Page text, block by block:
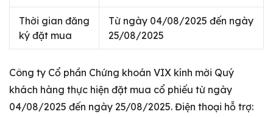
Thời gian đăng
ký đặt mua
Từ ngày 04/08/2025 đến ngày
25/08/2025
Công ty Cổ phần Chứng khoán VIX kính mời Quý
khách hàng thực hiện đặt mua cổ phiếu từ ngày
04/08/2025 đến ngày 25/08/2025. Điện thoại hỗ trợ: